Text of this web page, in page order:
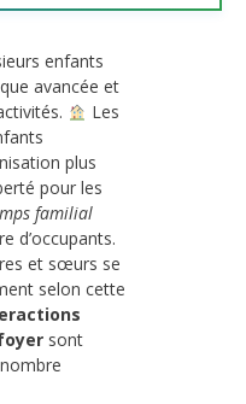
enfants
avancée et
Les
plus
pour les
familial
d’occupants.
et sœurs se
selon cette
sont